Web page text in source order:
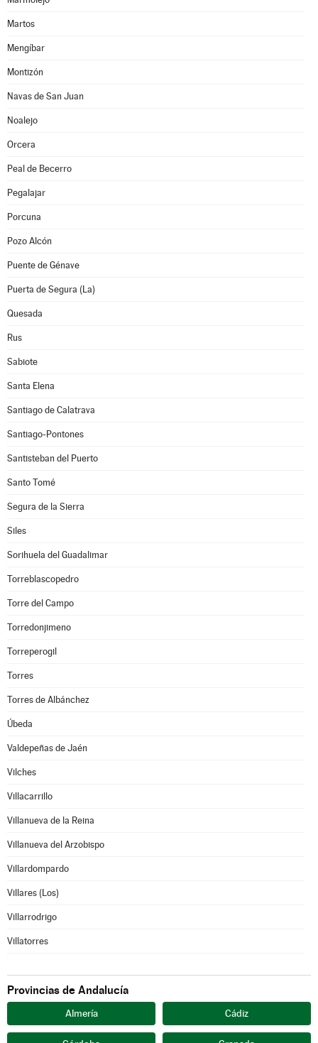
Martos
Mengíbar
Montizón
Navas de San Juan
Noalejo
Orcera
Peal de Becerro
Pegalajar
Porcuna
Pozo Alcón
Puente de Génave
Puerta de Segura (La)
Quesada
Rus
Sabiote
Santa Elena
Santiago de Calatrava
Santiago-Pontones
Santisteban del Puerto
Santo Tomé
Segura de la Sierra
Siles
Sorihuela del Guadalimar
Torreblascopedro
Torre del Campo
Torredonjimeno
Torreperogil
Torres
Torres de Albánchez
Úbeda
Valdepeñas de Jaén
Vilches
Villacarrillo
Villanueva de la Reina
Villanueva del Arzobispo
Villardompardo
Villares (Los)
Villarrodrigo
Villatorres
Provincias de Andalucía
Almería Cádiz